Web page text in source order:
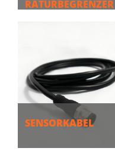
RATURBEGRENZER
SENSORKABEL